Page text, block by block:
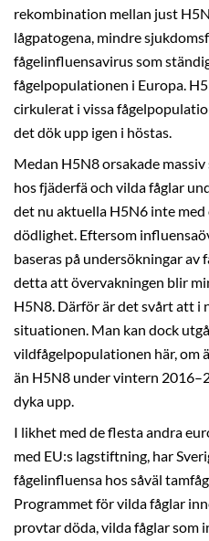
rekombination mellan just
lågpatogena, mindre
fågelinfluensavirus som
fågelpopulationen i Europa.
cirkulerat i vissa
det dök upp igen i höstas.
Medan H5N8 orsakade
hos fjäderfä och vilda fåglar
det nu aktuella H5N6 inte
dödlighet. Eftersom
baseras på undersökningar
detta att övervakningen blir
H5N8. Därför är det svårt att i
situationen. Man kan dock
vildfågelpopulationen här, om
än H5N8 under vintern
dyka upp.
I likhet med de flesta andra
med EU:s lagstiftning, har
fågelinfluensa hos såväl
Programmet för vilda fåglar
provtar döda, vilda fåglar